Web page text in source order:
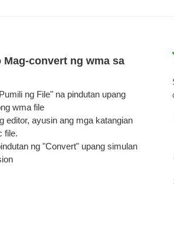
Mag-convert ng wma sa
ng File" na pindutan upang
wma file
editor, ayusin ang mga katangian
file.
ng "Convert" upang simulan